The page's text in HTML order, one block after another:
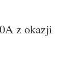
z okazji